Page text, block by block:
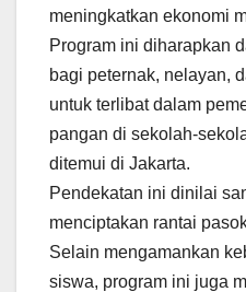
meningkatkan ekonomi
Program ini diharapkan
bagi peternak, nelayan,
untuk terlibat dalam
pangan di sekolah-
ditemui di Jakarta.
Pendekatan ini dinilai
menciptakan rantai
Selain mengamankan
siswa, program ini juga